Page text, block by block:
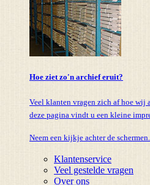
Hoe ziet zo'n archief eruit?
Veel klanten vragen zich af hoe wij
deze pagina vindt u een kleine
Neem een kijkje achter de
Klantenservice
Veel gestelde vragen
Over ons